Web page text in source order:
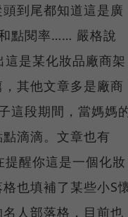
到尾都知道這是廣
點閱率…… 嚴格說
是某化妝品廠商架
其他文章多是廠商
這段期間，當媽媽
滴滴。文章也有
醒你這是一個化妝
也填補了某些小S
人部落格，目前也